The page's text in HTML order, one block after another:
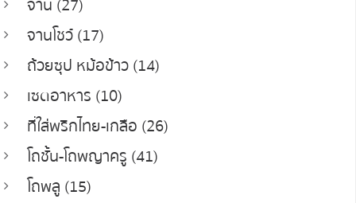
จาน (27)
จานโชว์ (17)
ถ้วยซุป หม้อข้าว (14)
เซตอาหาร (10)
ที่ใส่พริกไทย-เกลือ (26)
โถชั้น-โถพญาครู (41)
โถพลู (15)